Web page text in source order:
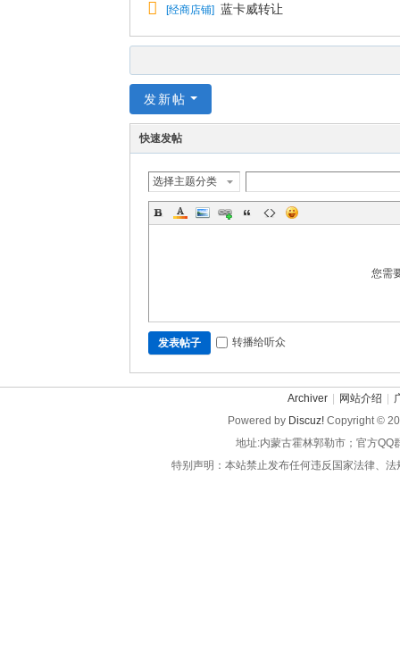
[经商店铺] 蓝卡威转让
发新帖
快速发帖
选择主题分类
您需
发表帖子 转播给听众
Archiver 网站介绍
Powered by Discuz! Copyright ©
地址:内蒙古霍林郭勒市；官方QQ
特别声明：本站禁止发布任何违反国家法律、